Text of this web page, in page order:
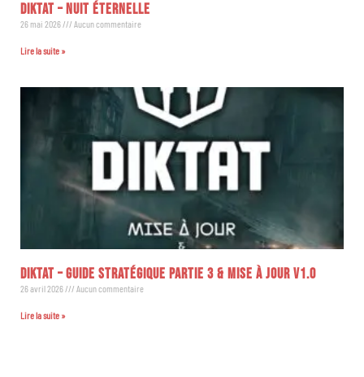
DIKTAT – NUIT ÉTERNELLE
26 mai 2026 Aucun commentaire
Lire la suite »
DIKTAT – GUIDE STRATÉGIQUE PARTIE 3 & MISE À JOUR V1.0
26 avril 2026 Aucun commentaire
Lire la suite »